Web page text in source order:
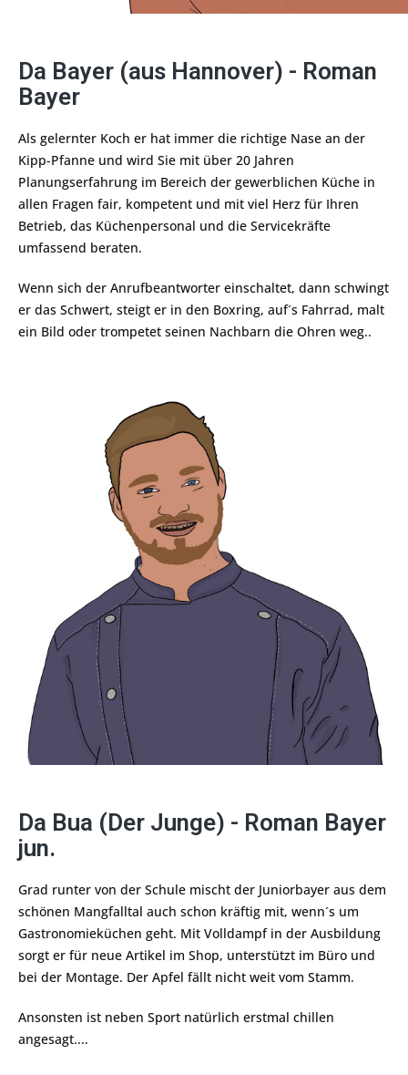
Da Bayer (aus Hannover) - Roman
Bayer
Als gelernter Koch er hat immer die richtige Nase an der
Kipp-Pfanne und wird Sie mit über 20 Jahren
Planungserfahrung im Bereich der gewerblichen Küche in
allen Fragen fair, kompetent und mit viel Herz für Ihren
Betrieb, das Küchenpersonal und die Servicekräfte
umfassend beraten.
Wenn sich der Anrufbeantworter einschaltet, dann schwingt
er das Schwert, steigt er in den Boxring, auf´s Fahrrad, malt
ein Bild oder trompetet seinen Nachbarn die Ohren weg..
Da Bua (Der Junge) - Roman Bayer
jun.
Grad runter von der Schule mischt der Juniorbayer aus dem
schönen Mangfalltal auch schon kräftig mit, wenn´s um
Gastronomieküchen geht. Mit Volldampf in der Ausbildung
sorgt er für neue Artikel im Shop, unterstützt im Büro und
bei der Montage. Der Apfel fällt nicht weit vom Stamm.
Ansonsten ist neben Sport natürlich erstmal chillen
angesagt....